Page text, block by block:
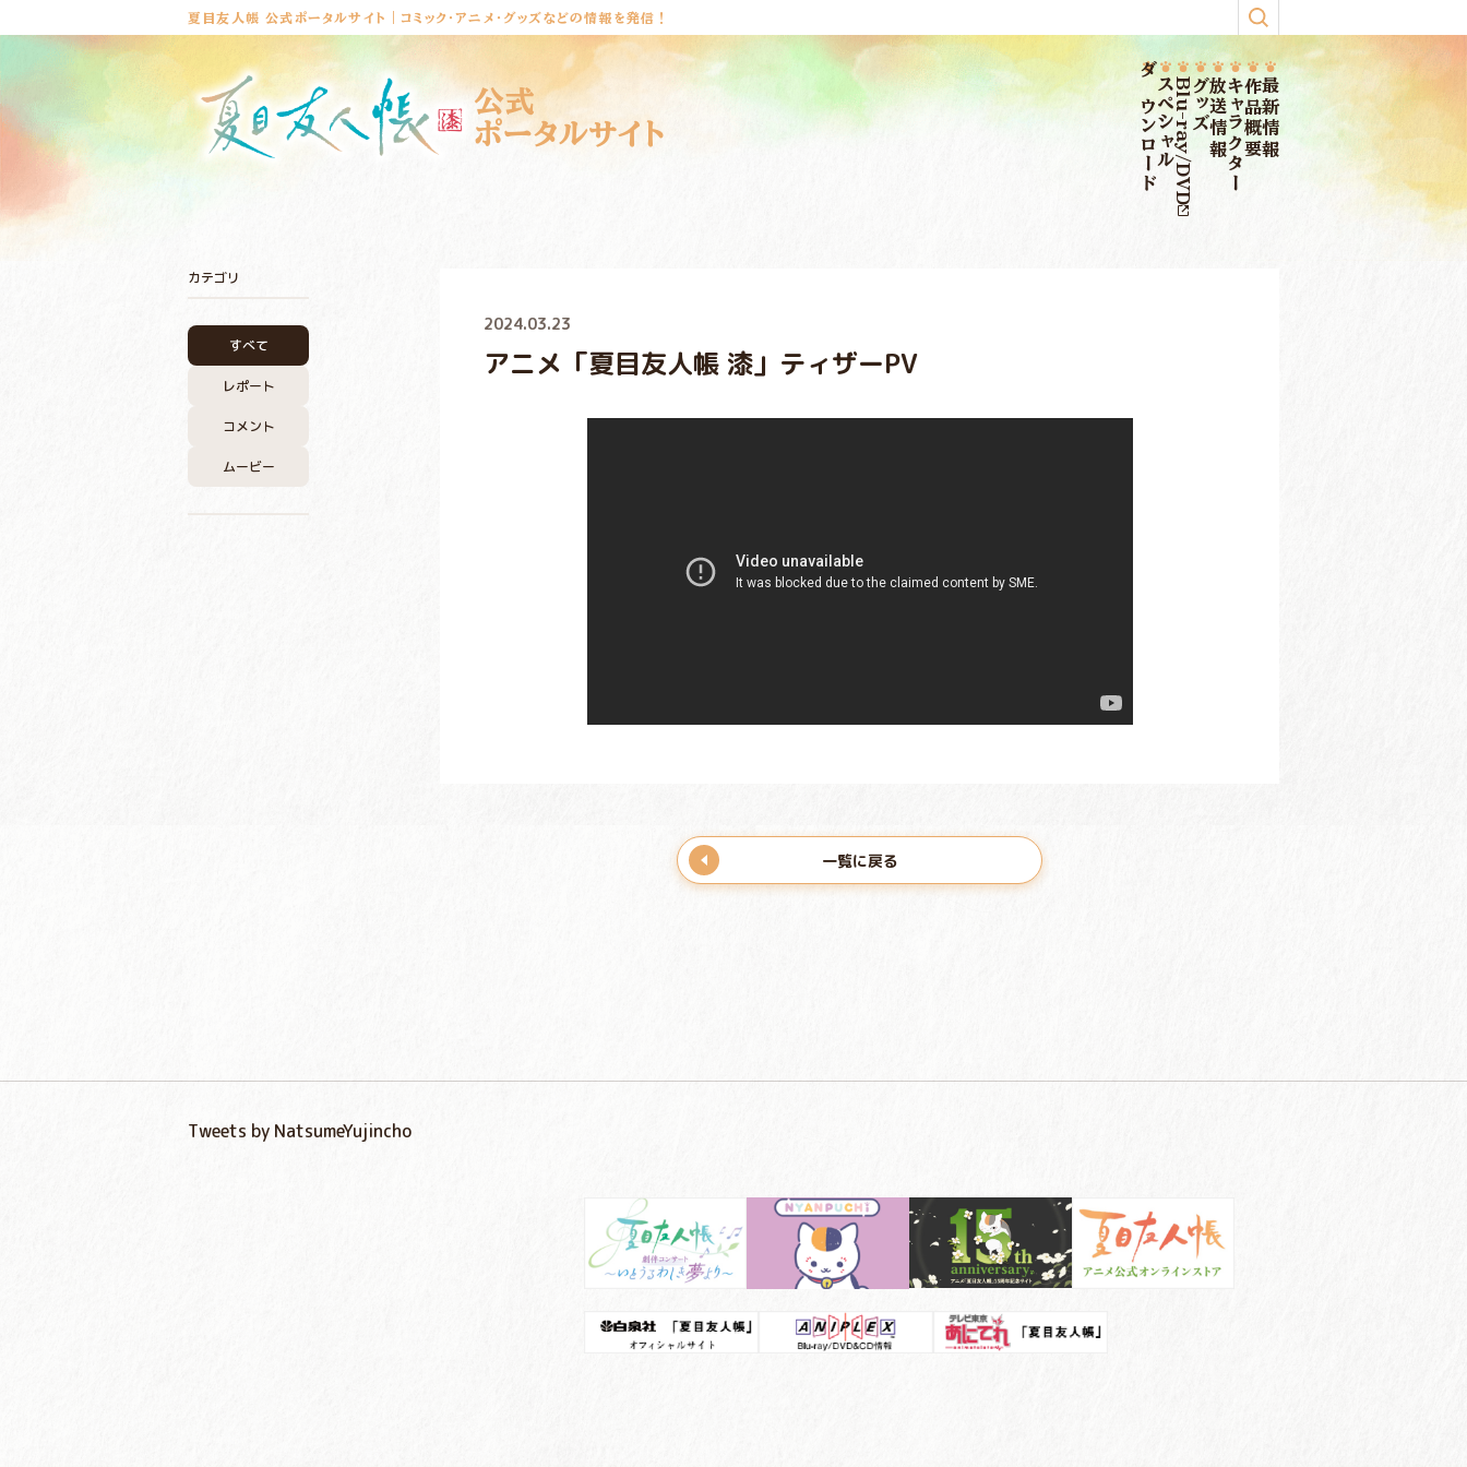
夏目友人帳 公式ポータルサイト｜コミック・アニメ・グッズなどの情報を発信！
公式
ポータルサイト
ダウンロードスペシャルBlu-ray/DVDグッズ放送情報キャラクター作品概要最新情報
カテゴリ
すべて
レポート
コメント
ムービー
2024.03.23
アニメ「夏目友人帳 漆」ティザーPV
一覧に戻る
Tweets by NatsumeYujincho